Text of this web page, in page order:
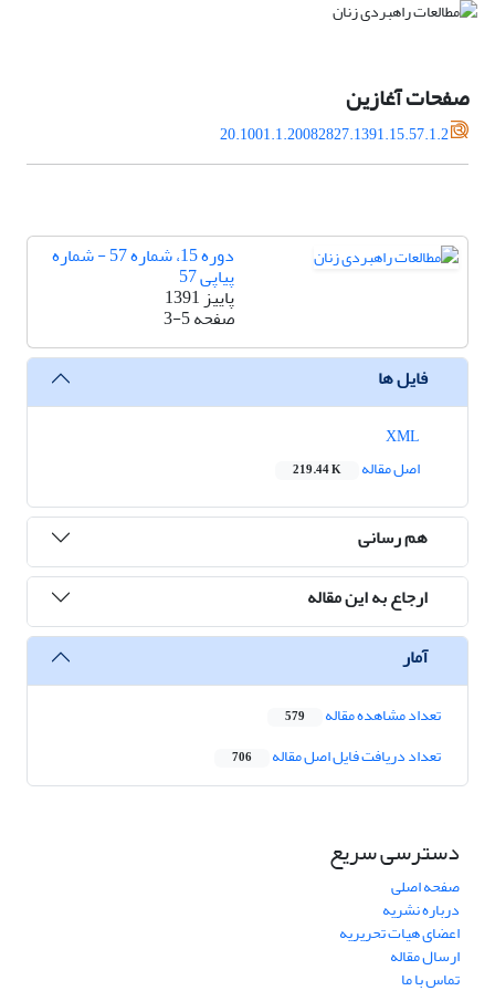
صفحات آغازین
20.1001.1.20082827.1391.15.57.1.2
دوره 15، شماره 57 - شماره
پیاپی 57
پاییز 1391
صفحه3-5
فایل ها
اصل مقاله
219.44 K
هم رسانی
ارجاع به این مقاله
آمار
تعداد مشاهده مقاله 579
تعداد دریافت فایل اصل مقاله 706
دسترسی سریع
صفحه اصلی
درباره نشریه
اعضای هیات تحریریه
ارسال مقاله
تماس با ما